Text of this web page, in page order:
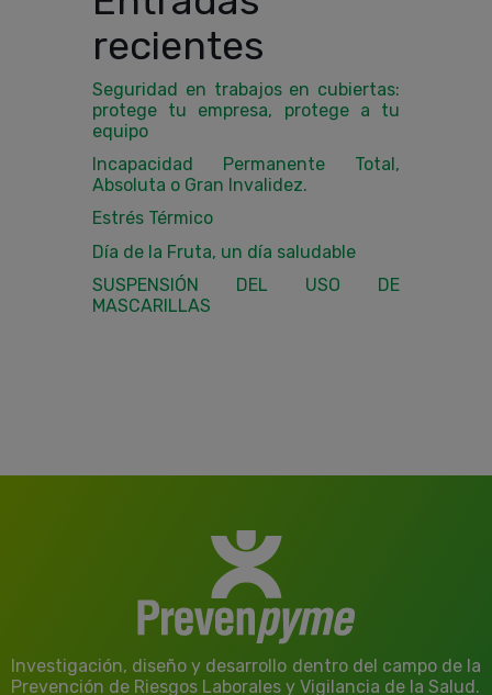
recientes
Seguridad en trabajos en cubiertas:
protege tu empresa, protege a tu
equipo
Incapacidad Permanente Total,
Absoluta o Gran Invalidez.
Estrés Térmico
Día de la Fruta, un día saludable
SUSPENSIÓN DEL USO DE
MASCARILLAS
Investigación, diseño y desarrollo dentro del campo de la
Prevención de Riesgos Laborales y Vigilancia de la Salud.